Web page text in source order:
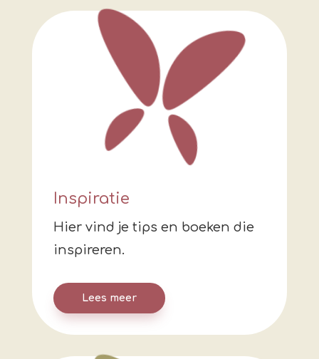
Inspiratie
Hier vind je tips en boeken die
inspireren.
Lees meer